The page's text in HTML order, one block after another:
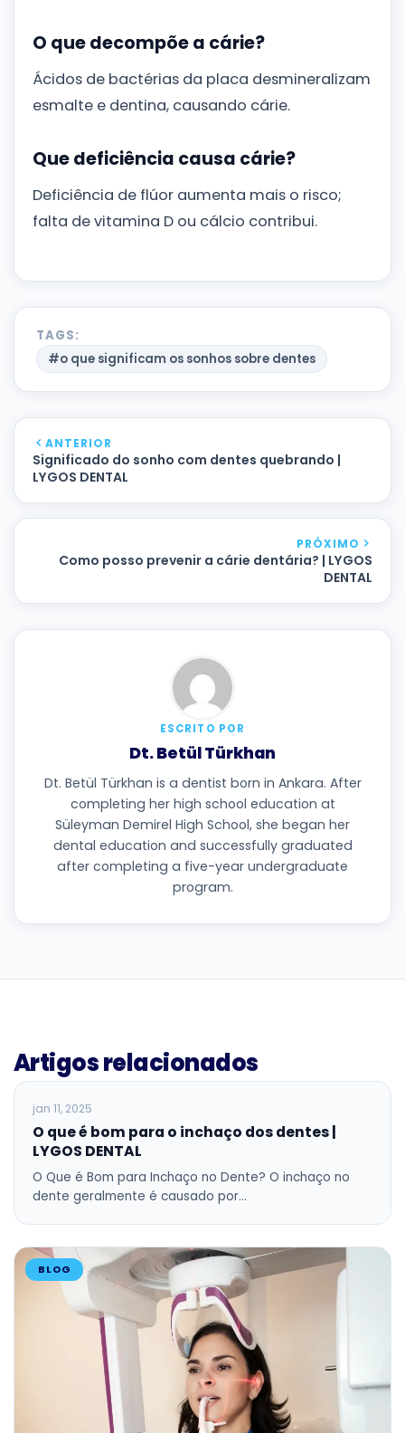
O que decompõe a cárie?
Ácidos de bactérias da placa desmineralizam
esmalte e dentina, causando cárie.
Que deficiência causa cárie?
Deficiência de flúor aumenta mais o risco;
falta de vitamina D ou cálcio contribui.
TAGS:
#o que significam os sonhos sobre dentes
ANTERIOR
Significado do sonho com dentes quebrando |
LYGOS DENTAL
PRÓXIMO
Como posso prevenir a cárie dentária? | LYGOS
DENTAL
ESCRITO POR
Dt. Betül Türkhan
Dt. Betül Türkhan is a dentist born in Ankara. After
completing her high school education at
Süleyman Demirel High School, she began her
dental education and successfully graduated
after completing a five-year undergraduate
program.
Artigos relacionados
BLOG
jan 11, 2025
O que é bom para o inchaço dos dentes |
LYGOS DENTAL
O Que é Bom para Inchaço no Dente? O inchaço no
dente geralmente é causado por…
BLOG